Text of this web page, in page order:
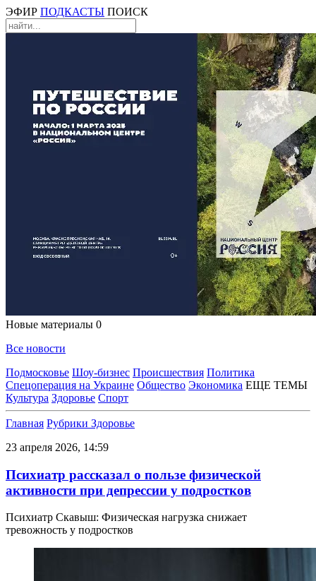
ЭФИР ПОДКАСТЫ ПОИСК
Новые материалы 0
Все новости
Подмосковье Шоу-бизнес Происшествия Политика
Спецоперация на Украине Общество Экономика ЕЩЕ ТЕМЫ
Культура Здоровье Спорт
Главная Рубрики Здоровье
23 апреля 2026, 14:59
Психиатр рассказал о пользе физической
активности при депрессии у подростков
Психиатр Скавыш: Физическая нагрузка снижает
тревожность у подростков